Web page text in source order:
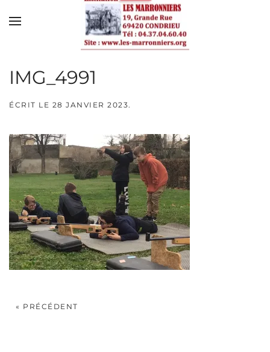
Skip to main content
IMG_4991
ÉCRIT LE 28 JANVIER 2023.
« PRÉCÉDENT